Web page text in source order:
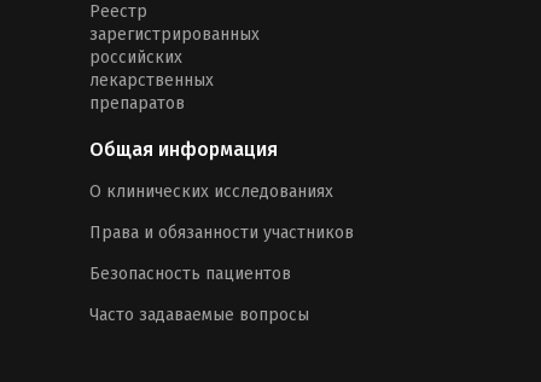
Реестр
зарегистрированных
российских
лекарственных
препаратов
Общая информация
О клинических исследованиях
Права и обязанности участников
Безопасность пациентов
Часто задаваемые вопросы